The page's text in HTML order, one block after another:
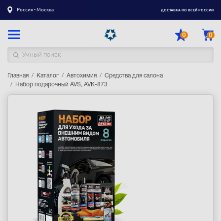
Россия - Москва ДОСТАВКА ПО ВСЕЙ РОССИИ
0 0
Каталог товаров
Оптовым и корпоративным клиентам
Главная Каталог Автохимия
Средства для салона
Набор подарочный AVS, AVK-873